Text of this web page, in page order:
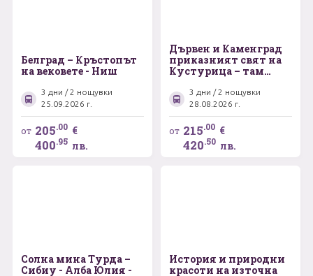
Белград – Кръстопът
на вековете - Ниш
3 дни / 2 нощувки
25.09.2026 г.
от 205.00 €
400.95 лв.
Дървен и Каменград
приказният свят на
Кустурица – там
3 дни / 2 нощувки
28.08.2026 г.
от 215.00 €
420.50 лв.
Солна мина Турда –
Сибиу - Алба Юлия -
История и природни
красоти на източна